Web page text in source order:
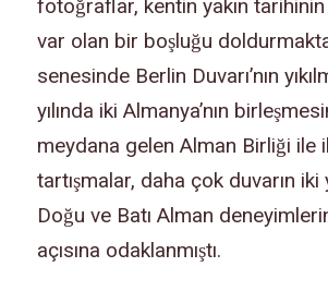
fotoğraflar, kentin yakın tarihinin
var olan bir boşluğu
senesinde Berlin Duvarı’nın
yılında iki Almanya’nın
meydana gelen Alman Birliği ile
tartışmalar, daha çok duvarın iki
Doğu ve Batı Alman
açısına odaklanmıştı.